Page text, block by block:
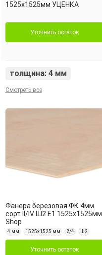
1525х1525мм УЦЕНКА
Уточнить остаток
толщина: 4 мм
Смотреть все
Фанера березовая ФК 4мм
сорт II/IV Ш2 Е1 1525х1525мм
Shop
4 мм 1525х1525 мм 2/4 Ш2
Уточнить остаток